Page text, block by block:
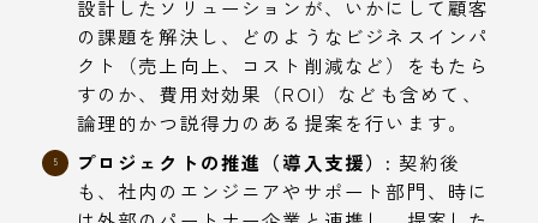
設計したソリューションが、いかにして顧客
の課題を解決し、どのようなビジネスインパ
クト（売上向上、コスト削減など）をもたら
すのか、費用対効果（ROI）なども含めて、
論理的かつ説得力のある提案を行います。
プロジェクトの推進（導入支援）: 契約後
も、社内のエンジニアやサポート部門、時に